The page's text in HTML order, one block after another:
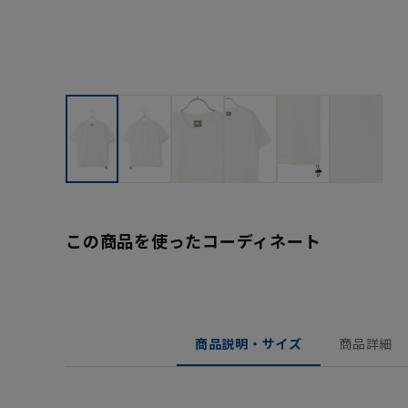
この商品を使ったコーディネート
商品説明・サイズ 商品詳細